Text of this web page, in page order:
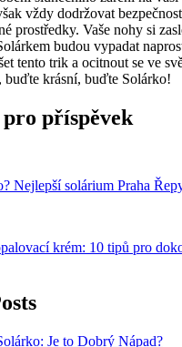
vždy dodržovat
prostředky. Vaše nohy si
budou vypadat
tento trik a ocitnout se ve
krásní, buďte Solárko!
pro příspěvek
Nejlepší solárium Praha
krém: 10 tipů pro